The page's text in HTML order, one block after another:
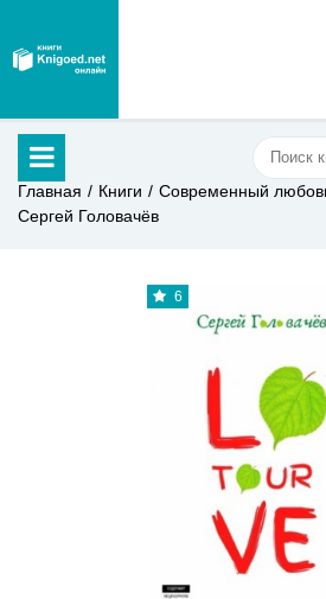
Главная Книги
Современный
Сергей Головачёв
6